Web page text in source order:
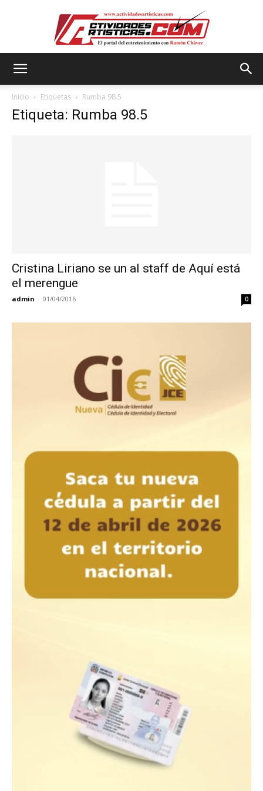
Inicio Etiquetas Rumba 98.5
Etiqueta: Rumba 98.5
Cristina Liriano se un al staff de Aquí está
el merengue
admin - 01/04/2016 0